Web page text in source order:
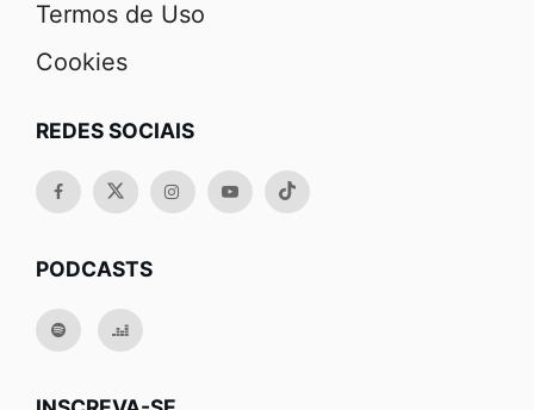
Termos de Uso
Cookies
REDES SOCIAIS
PODCASTS